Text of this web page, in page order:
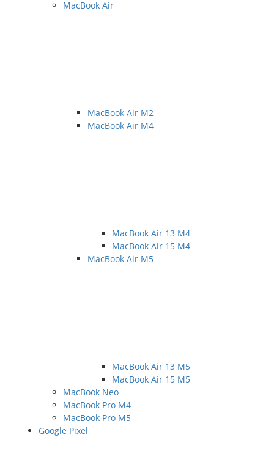
MacBook Air
MacBook Air M2
MacBook Air M4
MacBook Air 13 M4
MacBook Air 15 M4
MacBook Air M5
MacBook Air 13 M5
MacBook Air 15 M5
MacBook Neo
MacBook Pro M4
MacBook Pro M5
Google Pixel